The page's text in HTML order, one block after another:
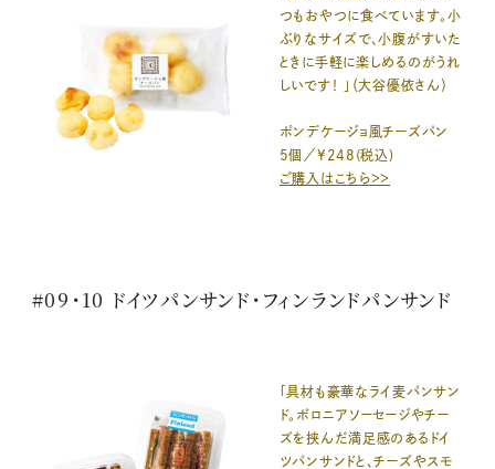
つもおやつに食べています。小
ぶりなサイズで、小腹がすいた
ときに手軽に楽しめるのがうれ
しいです！ 」（大谷優依さん）
ポンデケージョ風チーズパン
5個／¥248(税込)
ご購入はこちら＞＞
#09・10 ドイツパンサンド・フィンランドパンサンド
「具材も豪華なライ麦パンサン
ド。ボロニアソーセージやチー
ズを挟んだ満足感のあるドイ
ツパンサンドと、チーズやスモ